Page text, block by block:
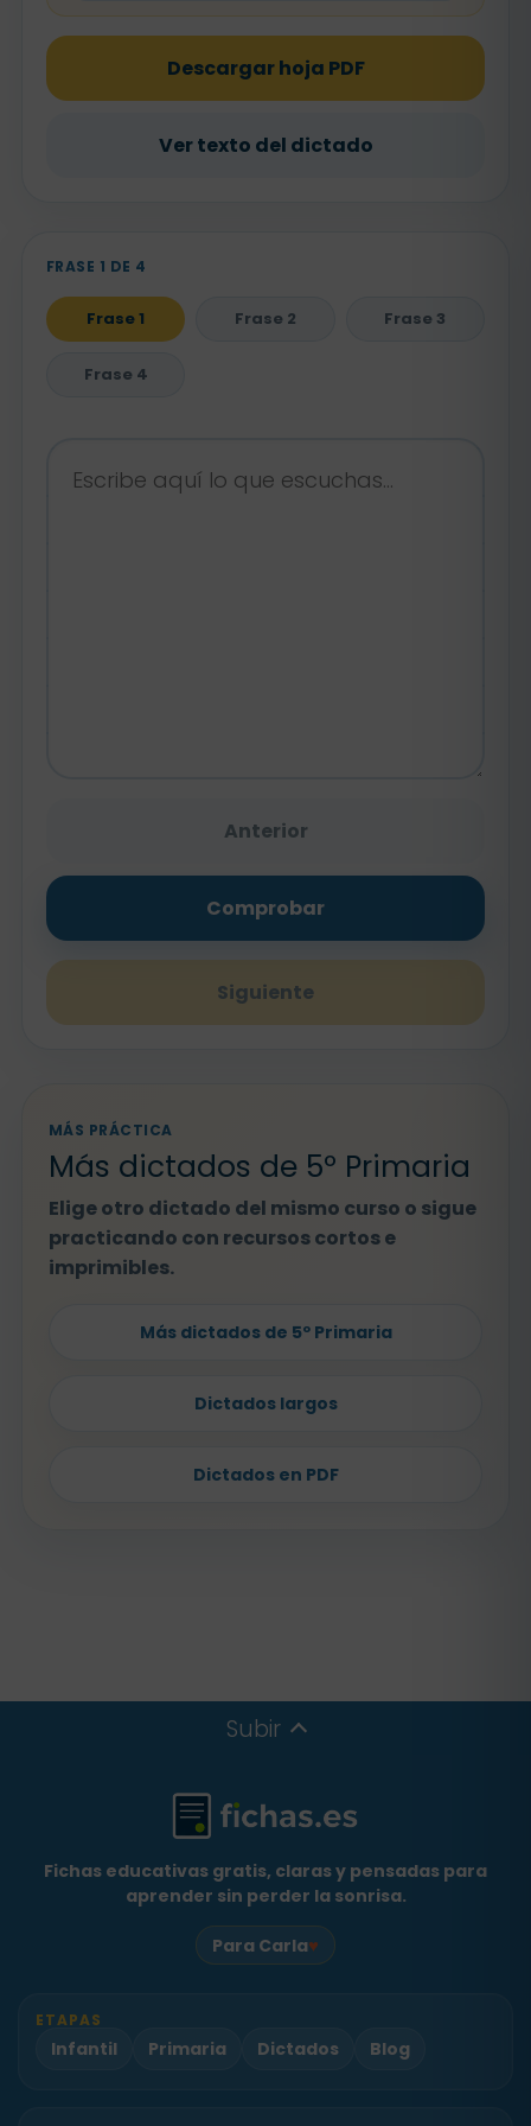
Descargar hoja PDF
Ver texto del dictado
FRASE 1 DE 4
Frase 1 Frase 2 Frase 3
Frase 4
Anterior
Comprobar
Siguiente
MÁS PRÁCTICA
Más dictados de 5º Primaria
Elige otro dictado del mismo curso o sigue
practicando con recursos cortos e
imprimibles.
Más dictados de 5º Primaria
Dictados largos
Dictados en PDF
Subir
Fichas educativas gratis, claras y pensadas para
aprender sin perder la sonrisa.
Para Carla♥
ETAPAS
Infantil Primaria Dictados Blog